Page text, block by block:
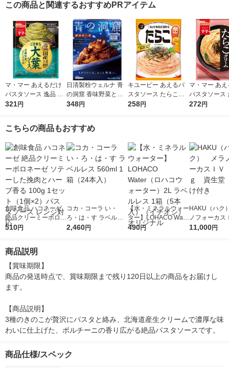
この商品と関連するおすすめPRアイテム
マ・マー あえるだけ
パスタソース 逸品 ご
ま香る大葉ソース ＜1
321円
日清製粉ウェルナ 青
の洞窟 香味野菜とハ
ーブ引き立つボロネー
348円
キユーピー あえるパ
スタソース たらこ（1
人前×2）1個
258円
マ・マー あ
パスタソース
クリーム 生風
272円
こちらの商品もおすすめ
創味食品 ハコネーゼ
絶品クリーミーボロネ
ーゼ ソテーした挽肉
タソース レンジ対応
510円
コカ・コーラ い・
ろ・は・す ラベルレ
ス 560ml 1箱（24本
2,460円
【水・ミネラルウォー
ター】LOHACO Wate
r（ロハコウォータ
490円
HAKU（ハ
ノフォーカ
5ｇ 資生堂
11,000円
商品説明
【賞味期限】
商品の発送時点で、賞味期限まで残り120日以上の商品をお届けし
ます。
【商品説明】
3種のきのこが贅沢にパスタと絡み、北海道産生クリームで濃厚な味
わいに仕上げた、ポルチーニの香り広がる絶品パスタソースです。
商品仕様/スペック